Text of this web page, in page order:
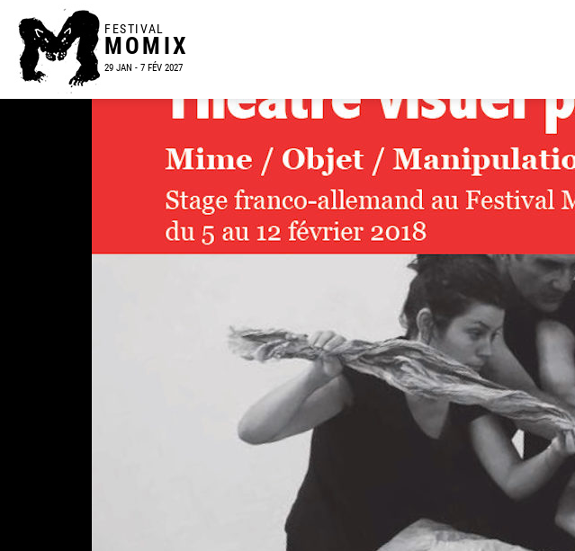
FESTIVAL
MOMIX
29 JAN - 7 FÉV 2027